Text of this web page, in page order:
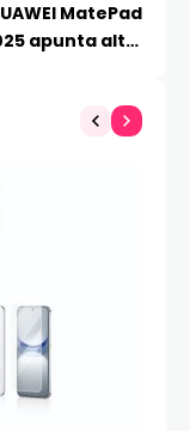
MatePad
apunta alto:
mejorada